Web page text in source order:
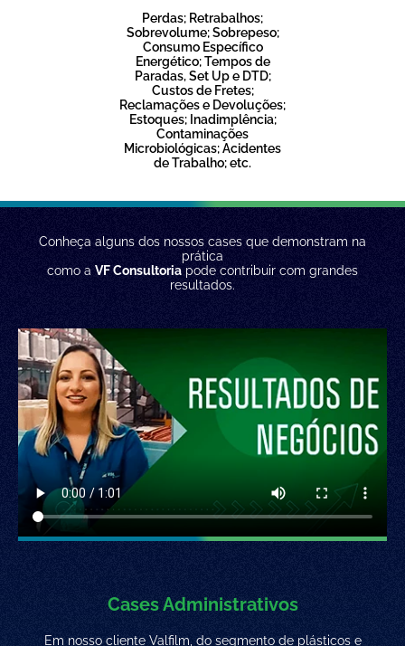
Perdas; Retrabalhos;
Sobrevolume; Sobrepeso;
Consumo Específico
Energético; Tempos de
Paradas, Set Up e DTD;
Custos de Fretes;
Reclamações e Devoluções;
Estoques; Inadimplência;
Contaminações
Microbiológicas; Acidentes
de Trabalho; etc.
Conheça alguns dos nossos cases que demonstram na
prática
como a VF Consultoria pode contribuir com grandes
resultados.
Cases Administrativos
Em nosso cliente Valfilm, do segmento de plásticos e